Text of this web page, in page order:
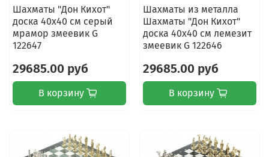
Шахматы "Дон Кихот"
доска 40х40 см серый
мрамор змеевик G
122647
29685.00 руб
В корзину
Шахматы из металла
Шахматы "Дон Кихот"
доска 40х40 см лемезит
змеевик G 122646
29685.00 руб
В корзину